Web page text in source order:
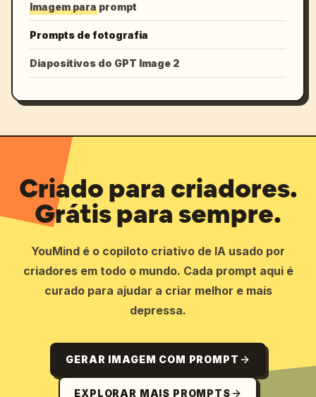
Imagem para prompt
Prompts de fotografia
Diapositivos do GPT Image 2
Criado para criadores.
Grátis para sempre.
YouMind é o copiloto criativo de IA usado por
criadores em todo o mundo. Cada prompt aqui é
curado para ajudar a criar melhor e mais
depressa.
GERAR IMAGEM COM PROMPT
EXPLORAR MAIS PROMPTS